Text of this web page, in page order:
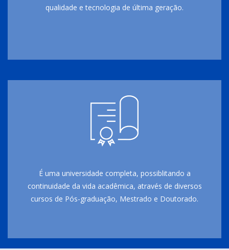
qualidade e tecnologia de última geração.
É uma universidade completa, possiblitando a
continuidade da vida acadêmica, através de diversos
cursos de Pós-graduação, Mestrado e Doutorado.